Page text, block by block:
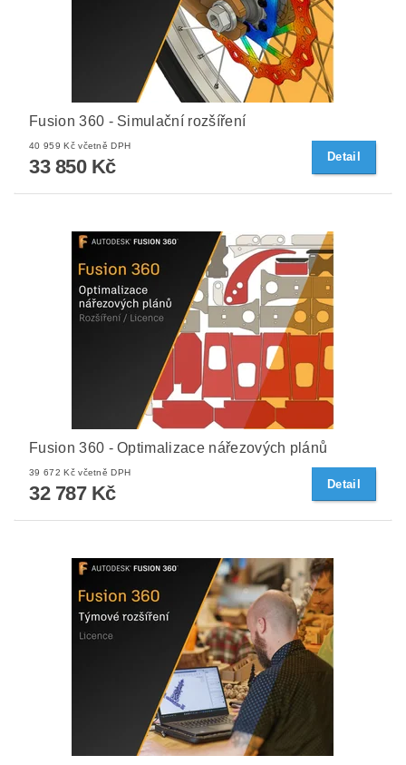
Fusion 360 - Simulační rozšíření
40 959 Kč včetně DPH
33 850 Kč Detail
Fusion 360 - Optimalizace nářezových plánů
39 672 Kč včetně DPH
32 787 Kč Detail